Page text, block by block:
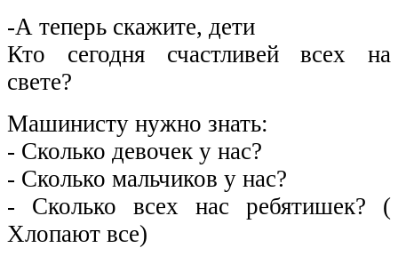
-А теперь скажите, дети
Кто сегодня счастливей всех на
свете?
Машинисту нужно знать:
- Сколько девочек у нас?
- Сколько мальчиков у нас?
- Сколько всех нас ребятишек? (
Хлопают все)